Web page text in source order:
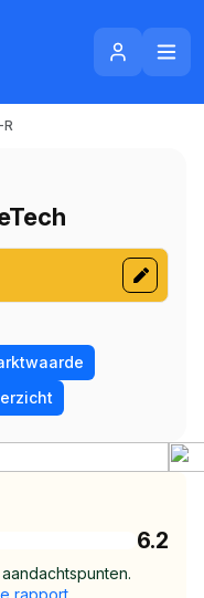
R
6.2
rapport